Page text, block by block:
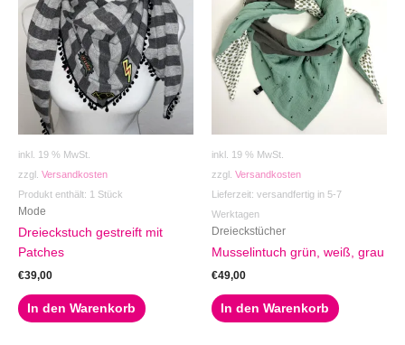
inkl. 19 % MwSt.
zzgl. Versandkosten
Produkt enthält: 1 Stück
Mode
Dreieckstuch gestreift mit
Patches
€39,00
In den Warenkorb
inkl. 19 % MwSt.
zzgl. Versandkosten
Lieferzeit: versandfertig in 5-7
Werktagen
Dreieckstücher
Musselintuch grün, weiß, grau
€49,00
In den Warenkorb